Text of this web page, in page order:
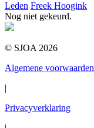
Leden Freek Hoogink
Nog niet gekeurd.
© SJOA 2026
Algemene voorwaarden
|
Privacyverklaring